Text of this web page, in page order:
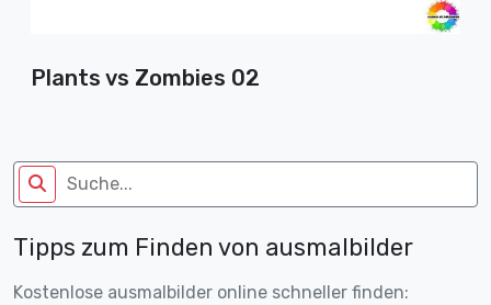
Plants vs Zombies 02
Tipps zum Finden von ausmalbilder
Kostenlose ausmalbilder online schneller finden: